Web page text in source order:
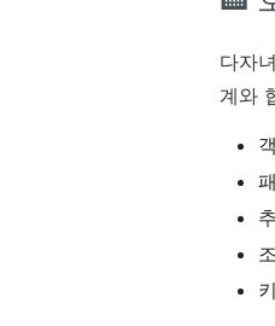
다자
계와